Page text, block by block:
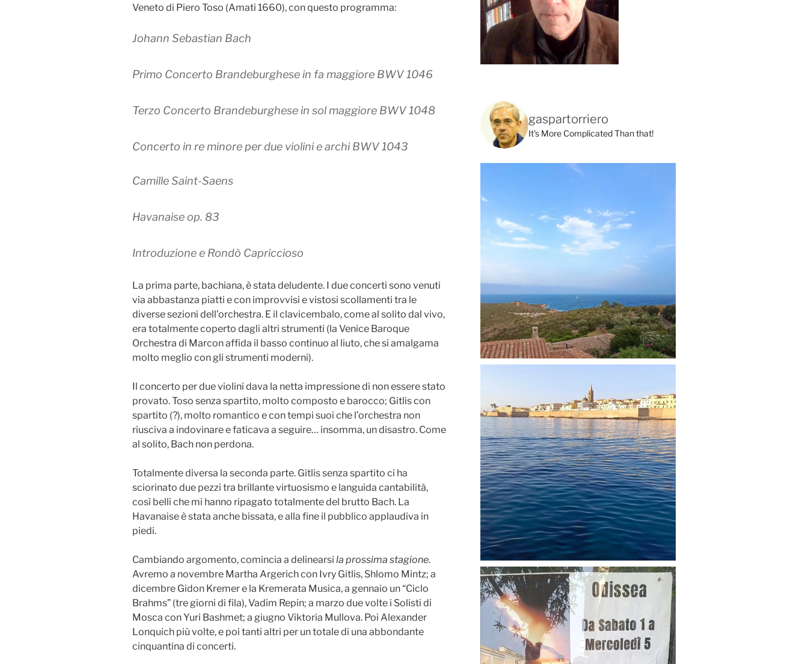
Veneto di Piero Toso (Amati 1660), con questo programma:
Johann Sebastian Bach
Primo Concerto Brandeburghese in fa maggiore BWV 1046
Terzo Concerto Brandeburghese in sol maggiore BWV 1048
Concerto in re minore per due violini e archi BWV 1043
Camille Saint-Saens
Havanaise op. 83
Introduzione e Rondò Capriccioso
La prima parte, bachiana, è stata deludente. I due concerti sono venuti
via abbastanza piatti e con improvvisi e vistosi scollamenti tra le
diverse sezioni dell’orchestra. E il clavicembalo, come al solito dal vivo,
era totalmente coperto dagli altri strumenti (la Venice Baroque
Orchestra di Marcon affida il basso continuo al liuto, che si amalgama
molto meglio con gli strumenti moderni).
Il concerto per due violini dava la netta impressione di non essere stato
provato. Toso senza spartito, molto composto e barocco; Gitlis con
spartito (?), molto romantico e con tempi suoi che l’orchestra non
riusciva a indovinare e faticava a seguire… insomma, un disastro. Come
al solito, Bach non perdona.
Totalmente diversa la seconda parte. Gitlis senza spartito ci ha
sciorinato due pezzi tra brillante virtuosismo e languida cantabilità,
così belli che mi hanno ripagato totalmente del brutto Bach. La
Havanaise è stata anche bissata, e alla fine il pubblico applaudiva in
piedi.
Cambiando argomento, comincia a delinearsi la prossima stagione.
Avremo a novembre Martha Argerich con Ivry Gitlis, Shlomo Mintz; a
dicembre Gidon Kremer e la Kremerata Musica, a gennaio un “Ciclo
Brahms” (tre giorni di fila), Vadim Repin; a marzo due volte i Solisti di
Mosca con Yuri Bashmet; a giugno Viktoria Mullova. Poi Alexander
Lonquich più volte, e poi tanti altri per un totale di una abbondante
cinquantina di concerti.
gaspartorriero
It's More Complicated Than that!